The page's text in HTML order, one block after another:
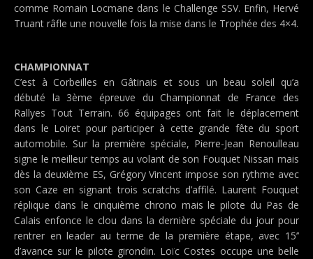
comme Romain Locmane dans le Challenge SSV. Enfin, Hervé
Truant râfle une nouvelle fois la mise dans le Trophée des 4×4.
CHAMPIONNAT
C’est à Corbeilles en Gâtinais et sous un beau soleil qu’a
débuté la 3ème épreuve du Championnat de France des
Rallyes Tout Terrain. 66 équipages ont fait le déplacement
dans le Loiret pour participer à cette grande fête du sport
automobile. Sur la première spéciale, Pierre-Jean Renoulleau
signe le meilleur temps au volant de son Fouquet Nissan mais
dès la deuxième ES, Grégory Vincent impose son rythme avec
son Caze en signant trois scratchs d’affilé. Laurent Fouquet
réplique dans le cinquième chrono mais le pilote du Pas de
Calais enfonce le clou dans la dernière spéciale du jour pour
rentrer en leader au terme de la première étape, avec 15’’
d’avance sur le pilote girondin. Loïc Costes occupe une belle